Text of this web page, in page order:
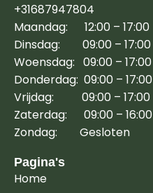
+31687947804
Maandag: 12:00 – 17:00
Dinsdag: 09:00 – 17:00
Woensdag: 09:00 – 17:00
Donderdag: 09:00 – 17:00
Vrijdag: 09:00 – 17:00
Zaterdag: 09:00 – 16:00
Zondag: Gesloten
Pagina's
Home